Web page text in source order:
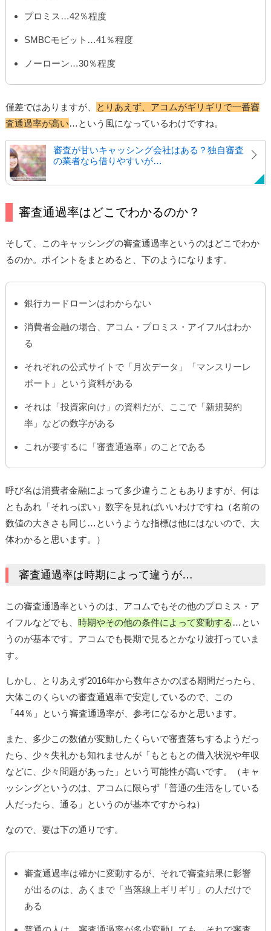
プロミス…42％程度
SMBCモビット…41％程度
ノーローン…30％程度
僅差ではありますが、
とりあえず、アコムがギリギリで一番審
査通過率が高い…という風になっているわけですね。
審査が甘いキャッシング会社はある？独自審査
の業者なら借りやすいが…
審査通過率はどこでわかるのか？
そして、このキャッシングの審査通過率というのはどこでわか
るのか。ポイントをまとめると、下のようになります。
銀行カードローンはわからない
消費者金融の場合、アコム・プロミス・アイフルはわか
る
それぞれの公式サイトで「月次データ」「マンスリーレ
ポート」という資料がある
それは「投資家向け」の資料だが、ここで「新規契約
率」などの数字がある
これが要するに「審査通過率」のことである
呼び名は消費者金融によって多少違うこともありますが、何は
ともあれ「それっぽい」数字を見ればいいわけですね（名前の
数値の大きさも同じ…というような指標は他にはないので、大
体わかると思います。）
審査通過率は時期によって違うが…
この審査通過率というのは、アコムでもその他のプロミス・ア
イフルなどでも、時期やその他の条件によって変動する …とい
うのが基本です。アコムでも長期で見るとかなり波打っていま
す。
しかし、とりあえず2016年から数年さかのぼる期間だったら、
大体このくらいの審査通過率で安定しているので、この
「44％」という審査通過率が、参考になるかと思います。
また、多少この数値が変動したくらいで審査落ちするようだっ
たら、少々失礼かも知れませんが「もともとの借入状況や年収
などに、少々問題があった」という可能性が高いです。（キャ
ッシングというのは、アコムに限らず「普通の生活をしている
人だったら、通る」というのが基本ですからね）
なので、要は下の通りです。
審査通過率は確かに変動するが、それで審査結果に影響
が出るのは、あくまで「当落線上ギリギリ」の人だけで
ある